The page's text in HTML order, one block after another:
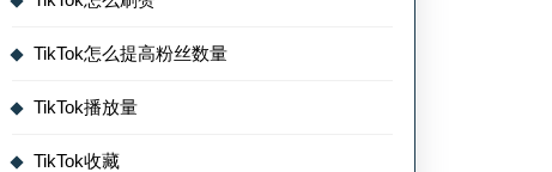
TikTok怎么提高粉丝数量
TikTok播放量
TikTok收藏